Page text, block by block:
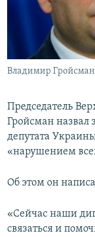
ПОБЕДИТЕЛЕЙ НЕ
ELIFBE
УКРАИНСКАЯ
ПРИСОЕДИНЯЙТЕСЬ!
Владимир Гройсман
Председатель
Гройсман назвал
депутата
«нарушением
Об этом он
«Сейчас наши
связаться и